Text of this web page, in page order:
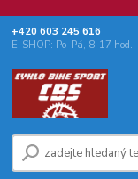
+‭420 603 245 616‬
E-SHOP: Po-Pá, 8-17 hod.